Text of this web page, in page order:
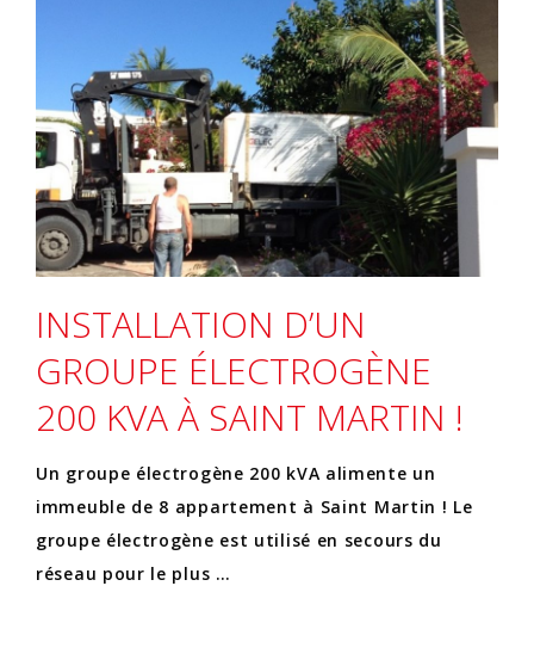
INSTALLATION D’UN
GROUPE ÉLECTROGÈNE
200 KVA À SAINT MARTIN !
Un groupe électrogène 200 kVA alimente un
immeuble de 8 appartement à Saint Martin ! Le
groupe électrogène est utilisé en secours du
réseau pour le plus …